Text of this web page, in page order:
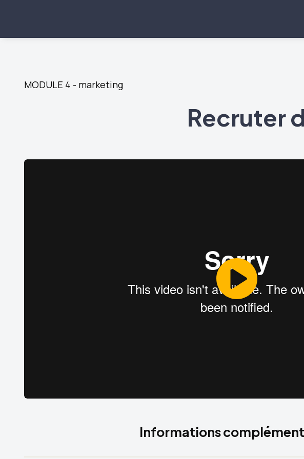
MODULE 4 - marketing
Recruter
Informations